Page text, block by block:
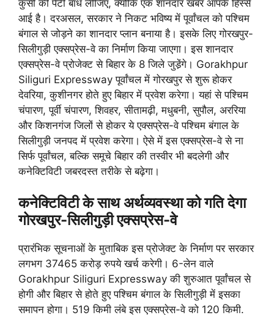
कुर्सी की पेटी बांध लीजिए, क्योंकि एक शानदार खबर आपके हिस्से
आई है। दरअसल, सरकार ने निकट भविष्य में पूर्वांचल को पश्चिम
बंगाल से जोड़ने का शानदार प्लान बनाया है। इसके लिए गोरखपुर-
सिलीगुड़ी एक्सप्रेस-वे का निर्माण किया जाएगा। इस शानदार
एक्सप्रेस-वे प्रोजेक्ट से बिहार के 8 जिले जुडे़ंगे। Gorakhpur
Siliguri Expressway पूर्वांचल में गोरखपुर से शुरू होकर
देवरिया, कुशीनगर होते हुए बिहार में प्रवेश करेगा। यहां से पश्चिम
चंपारण, पूर्वी चंपारण, शिवहर, सीतामढ़ी, मधुबनी, सुपौल, अररिया
और किशनगंज जिलों से होकर ये एक्सप्रेस-वे पश्चिम बंगाल के
सिलीगुड़ी जनपद में प्रवेश करेगा। ऐसे में इस एक्सप्रेस-वे से ना
सिर्फ पूर्वांचल, बल्कि समूचे बिहार की तस्वीर भी बदलेगी और
कनेक्टिविटी जबरदस्त तरीके से बढ़ेगा।
कनेक्टिविटी के साथ अर्थव्यवस्था को गति देगा
गोरखपुर-सिलीगुड़ी एक्सप्रेस-वे
प्रारंभिक सूचनाओं के मुताबिक इस प्रोजेक्ट के निर्माण पर सरकार
लगभग 37465 करोड़ रुपये खर्च करेगी। 6-लेन वाले
Gorakhpur Siliguri Expressway की शुरुआत पूर्वांचल से
होगी और बिहार से होते हुए पश्चिम बंगाल के सिलीगुड़ी में इसका
समापन होगा। 519 किमी लंबे इस एक्सप्रेस-वे को 120 किमी.